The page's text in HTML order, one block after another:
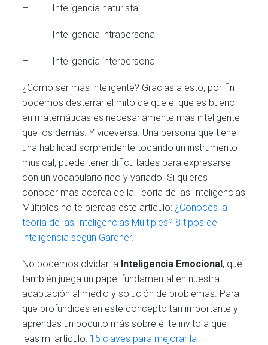
– Inteligencia naturista
– Inteligencia intrapersonal
– Inteligencia interpersonal
¿Cómo ser más inteligente? Gracias a esto, por fin
podemos desterrar el mito de que el que es bueno
en matemáticas es necesariamente más inteligente
que los demás. Y viceversa. Una persona que tiene
una habilidad sorprendente tocando un instrumento
musical, puede tener dificultades para expresarse
con un vocabulario rico y variado. Si quieres
conocer más acerca de la Teoría de las Inteligencias
Múltiples no te pierdas este artículo: ¿Conoces la
teoría de las Inteligencias Múltiples? 8 tipos de
inteligencia según Gardner.
No podemos olvidar la Inteligencia Emocional, que
también juega un papel fundamental en nuestra
adaptación al medio y solución de problemas. Para
que profundices en este concepto tan importante y
aprendas un poquito más sobre él te invito a que
leas mi artículo: 15 claves para mejorar la